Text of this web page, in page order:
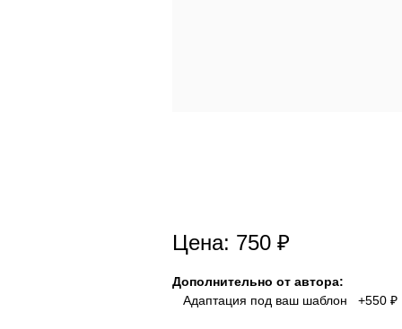
Цена: 750 ₽
Дополнительно от автора:
Адаптация под ваш шаблон +550 ₽